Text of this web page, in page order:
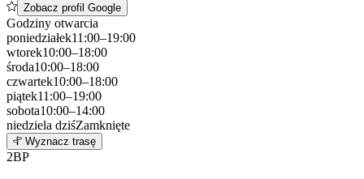
Zobacz profil Google
Godziny otwarcia
poniedziałek11:00–19:00
wtorek10:00–18:00
środa10:00–18:00
czwartek10:00–18:00
piątek11:00–19:00
sobota10:00–14:00
niedziela dziśZamknięte
+
Wyznacz trasę
2BP